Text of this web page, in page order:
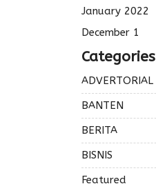
January 2022
December 1
Categories
ADVERTORIAL
BANTEN
BERITA
BISNIS
Featured